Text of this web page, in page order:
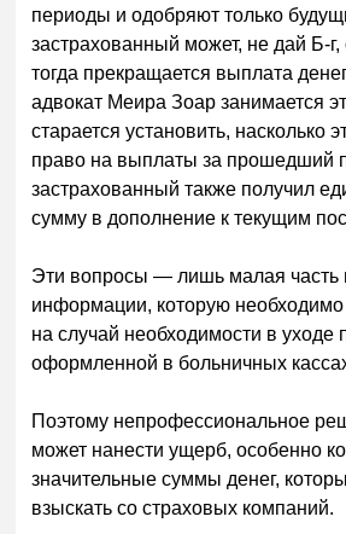
периоды и одобряют только
застрахованный может, не дай Б-г,
тогда прекращается выплата
адвокат Меира Зоар занимается
старается установить, насколько
право на выплаты за прошедший
застрахованный также получил
сумму в дополнение к текущим
Эти вопросы — лишь малая часть
информации, которую необходимо
на случай необходимости в уходе
оформленной в больничных
Поэтому непрофессиональное
может нанести ущерб, особенно
значительные суммы денег,
взыскать со страховых компаний.